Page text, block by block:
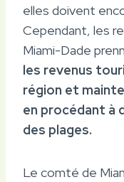
elles doivent
Cependant, les
Miami-Dade
les revenus
région et
en procédant à
des plages.
Le comté de